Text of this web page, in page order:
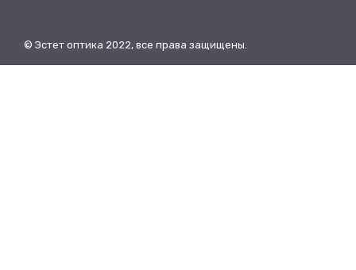
© Эстет оптика 2022, все права защищены.